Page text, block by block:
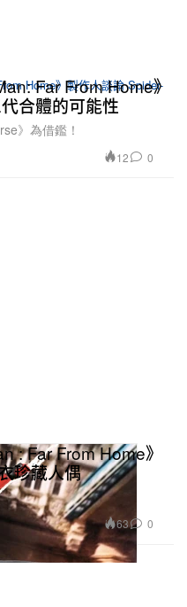
Far From Home》
合體的可能性
》為借鑑！
12 0
: Far From Home》
珍藏人偶
63 0